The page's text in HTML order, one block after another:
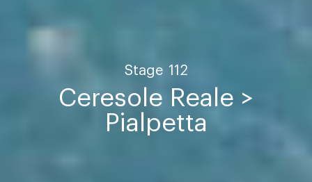
Stage 112
Ceresole Reale >
Pialpetta